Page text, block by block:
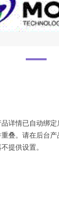
品详情已自动绑
叠。请在后台
提供设置。